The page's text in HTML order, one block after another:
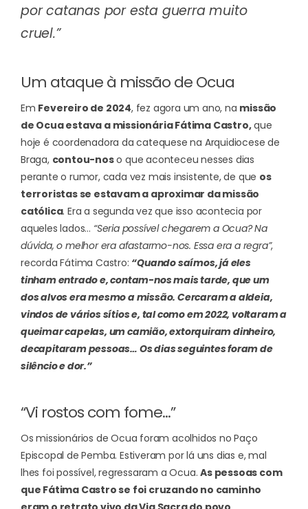
por catanas por esta guerra muito
cruel.”
Um ataque à missão de Ocua
Em Fevereiro de 2024, fez agora um ano, na missão
de Ocua estava a missionária Fátima Castro,que
hoje é coordenadora da catequese na Arquidiocese de
Braga, contou-noso que aconteceu nesses dias
perante o rumor, cada vez mais insistente, de que os
terroristas se estavam a aproximar da missão
católica.Era a segunda vez que isso acontecia por
aqueles lados… “Seria possível chegarem a Ocua? Na
dúvida, o melhor era afastarmo-nos. Essa era a regra”,
recorda Fátima Castro: “Quando saímos, já eles
tinham entrado e, contam-nos mais tarde, que um
dos alvos era mesmo a missão. Cercaram a aldeia,
vindos de vários sítios e, tal como em 2022, voltaram a
queimar capelas, um camião, extorquiram dinheiro,
decapitaram pessoas… Os dias seguintes foram de
silêncio e dor.”
“Vi rostos com fome…”
Os missionários de Ocua foram acolhidos no Paço
Episcopal de Pemba. Estiveram por lá uns dias e, mal
lhes foi possível, regressaram a Ocua.As pessoas com
que Fátima Castro se foi cruzando no caminho